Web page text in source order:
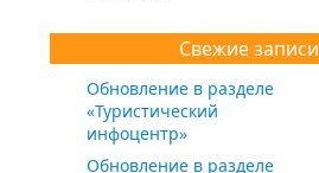
Свежие записи
Обновление в разделе
«Туристический
инфоцентр»
Обновление в разделе